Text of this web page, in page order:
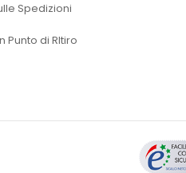
Spedizioni
Punto di RItiro